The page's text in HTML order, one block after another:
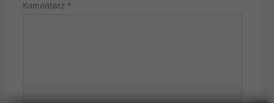
Komentarz *